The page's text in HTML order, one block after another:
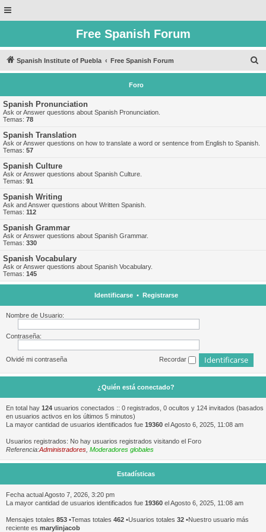
Free Spanish Forum
Spanish Institute of Puebla Free Spanish Forum
u
Foro
Spanish Pronunciation
Ask or Answer questions about Spanish Pronunciation.
Temas: 78
Spanish Translation
Ask or Answer questions on how to translate a word or sentence from English to Spanish.
Temas: 57
Spanish Culture
Ask or Answer questions about Spanish Culture.
Temas: 91
Spanish Writing
Ask and Answer questions about Written Spanish.
Temas: 112
Spanish Grammar
Ask or Answer questions about Spanish Grammar.
Temas: 330
Spanish Vocabulary
Ask or Answer questions about Spanish Vocabulary.
Temas: 145
Identificarse• Registrarse
Nombre de Usuario:
Contraseña:
Olvidé mi contraseña Recordar
¿Quién está conectado?
En total hay 124 usuarios conectados :: 0 registrados, 0 ocultos y 124 invitados (basados
en usuarios activos en los últimos 5 minutos)
La mayor cantidad de usuarios identificados fue 19360 el Agosto 6, 2025, 11:08 am
Usuarios registrados: No hay usuarios registrados visitando el Foro
Referencia:Administradores Moderadores globales
Estadísticas
Fecha actual Agosto 7, 2026, 3:20 pm
La mayor cantidad de usuarios identificados fue 19360 el Agosto 6, 2025, 11:08 am
Mensajes totales 853 •Temas totales 462 •Usuarios totales 32 •Nuestro usuario más
reciente es marylinjacob